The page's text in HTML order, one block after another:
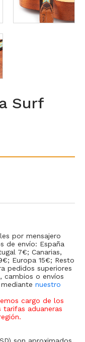
Surf
por mensajero
de envío: España
7€; Canarias,
Europa 15€; Resto
pedidos superiores
cambios o envíos
nuestro
cargo de los
tarifas aduaneras
.